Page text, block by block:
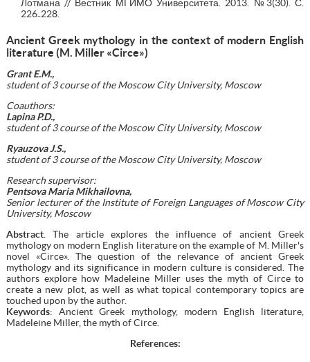
Лотмана // Вестник МГИМО Университета. 2013. №3(30). С.
226₋228.
Ancient Greek mythology in the context of modern English
literature (M. Miller «Circe»)
Grant E.M.,
student of 3 course of the Moscow City University, Moscow
Coauthors:
Lapina P.D.,
student of 3 course of the Moscow City University, Moscow
Ryauzova J.S.,
student of 3 course of the Moscow City University, Moscow
Research supervisor:
Pentsova Maria Mikhailovna,
Senior lecturerofthe Institute of Foreign Languages of Moscow City
University, Moscow
Abstract. The article explores the influence of ancient Greek
mythology on modern English literature on the example of M. Miller's
novel «Circe». The question of the relevance of ancient Greek
mythology and its significance in modern culture is considered. The
authors explore how Madeleine Miller uses the myth of Circe to
create a new plot, as well as what topical contemporary topics are
touched upon by the author.
Keywords: Ancient Greek mythology, modern English literature,
Madeleine Miller, the myth of Circe.
References: